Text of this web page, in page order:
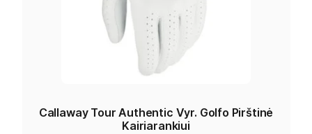
Callaway Tour Authentic Vyr. Golfo Pirštinė
Kairiarankiui